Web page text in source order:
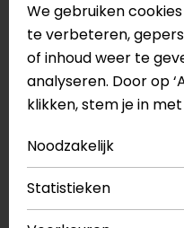
Dubbele laag
Dubbele palm
Geventileerde
Air Burst
Ergothumb
Touch Tip vingers
CE EN13594 1 KP
We gebruiken
te verbeteren,
of inhoud weer te
analyseren. Door op
klikken, stem je in
Noodzakelijk
Statistieken